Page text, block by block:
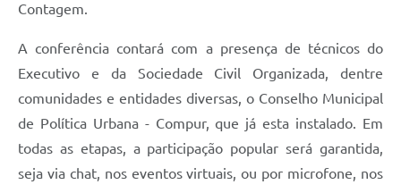
Contagem.
A conferência contará com a presença de técnicos do
Executivo e da Sociedade Civil Organizada, dentre
comunidades e entidades diversas, o Conselho Municipal
de Política Urbana - Compur, que já esta instalado. Em
todas as etapas, a participação popular será garantida,
seja via chat, nos eventos virtuais, ou por microfone, nos